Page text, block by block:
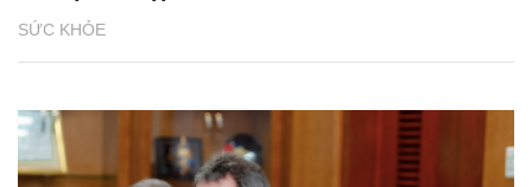
SỨC KHỎE